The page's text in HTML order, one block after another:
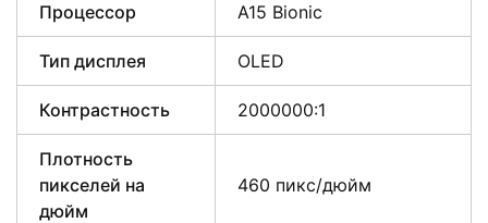
Процессор A15 Bionic
Тип дисплея OLED
Контрастность 2000000:1
Плотность
пикселей на
дюйм
460 пикс/дюйм